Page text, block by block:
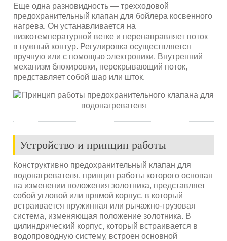
Еще одна разновидность — трехходовой
предохранительный клапан для бойлера косвенного
нагрева. Он устанавливается на
низкотемпературной ветке и перенаправляет поток
в нужный контур. Регулировка осуществляется
вручную или с помощью электроники. Внутренний
механизм блокировки, перекрывающий поток,
представляет собой шар или шток.
Устройство и принцип работы
Конструктивно предохранительный клапан для
водонагревателя, принцип работы которого основан
на изменении положения золотника, представляет
собой угловой или прямой корпус, в который
встраивается пружинная или рычажно-грузовая
система, изменяющая положение золотника. В
цилиндрический корпус, который встраивается в
водопроводную систему, встроен основной